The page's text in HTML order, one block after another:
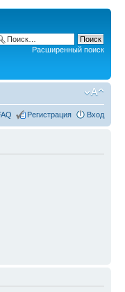
Расширенный поиск
Регистрация Вход